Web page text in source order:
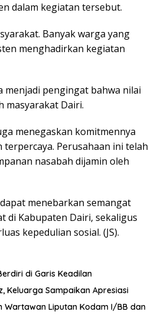
dalam kegiatan tersebut.
Banyak warga yang
menghadirkan kegiatan
menjadi pengingat bahwa nilai
masyarakat Dairi.
menegaskan komitmennya
Perusahaan ini telah
nasabah dijamin oleh
menebarkan semangat
di Kabupaten Dairi, sekaligus
kepedulian sosial. (JS).
di Garis Keadilan
Keluarga Sampaikan Apresiasi
Wartawan Liputan Kodam I/BB dan